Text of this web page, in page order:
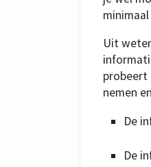
Uit
probeert
nemen
De
De